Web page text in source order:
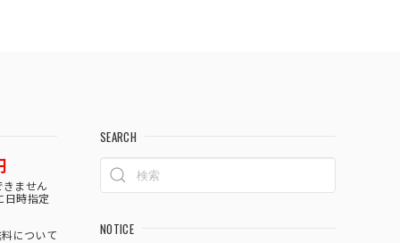
きません
日時指定
について
SEARCH
NOTICE